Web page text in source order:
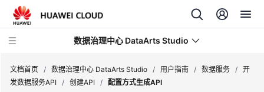
数据治理中心 DataArts Studio
文档首页 / 数据治理中心 DataArts Studio / 用户指南 / 数据服务 / 开
发数据服务API / 创建API / 配置方式生成API